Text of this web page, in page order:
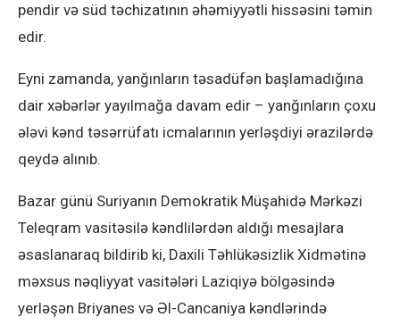
pendir və süd təchizatının əhəmiyyətli hissəsini təmin
edir.
Eyni zamanda, yanğınların təsadüfən başlamadığına
dair xəbərlər yayılmağa davam edir – yanğınların çoxu
ələvi kənd təsərrüfatı icmalarının yerləşdiyi ərazilərdə
qeydə alınıb.
Bazar günü Suriyanın Demokratik Müşahidə Mərkəzi
Teleqram vasitəsilə kəndlilərdən aldığı mesajlara
əsaslanaraq bildirib ki, Daxili Təhlükəsizlik Xidmətinə
məxsus nəqliyyat vasitələri Laziqiyə bölgəsində
yerləşən Briyanes və Əl-Cancaniya kəndlərində